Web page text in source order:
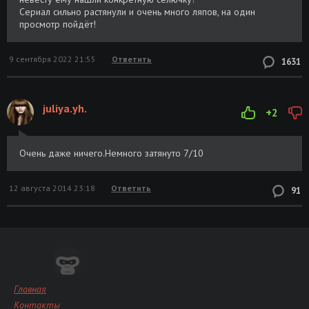
Сериал сильно растянули и очень много ляпов, на один
просмотр пойдёт!
1631
9 сентября 2022 21:55 Ответить
+2
juliya.yh.
Очень даже ничего.Немного затянуто 7/10
91
12 августа 2014 23:18 Ответить
Главная
Контакты